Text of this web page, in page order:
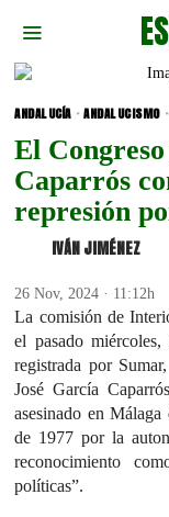
ANDALUCÍA · ANDALUCISMO ·
El
Caparrós
represión
IVÁN JIMÉNEZ
26 Nov, 2024 · 11:12h
La comisión de
el pasado
registrada por
José García
asesinado en
de 1977 por la
reconocimiento
políticas”.